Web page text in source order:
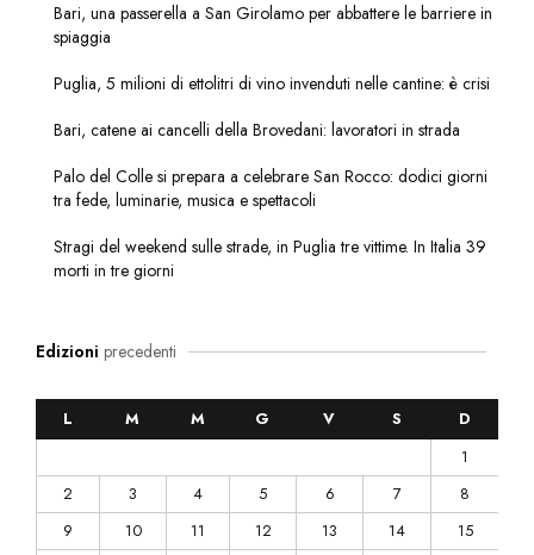
Bari, una passerella a San Girolamo per abbattere le barriere in
spiaggia
Puglia, 5 milioni di ettolitri di vino invenduti nelle cantine: è crisi
Bari, catene ai cancelli della Brovedani: lavoratori in strada
Palo del Colle si prepara a celebrare San Rocco: dodici giorni
tra fede, luminarie, musica e spettacoli
Stragi del weekend sulle strade, in Puglia tre vittime. In Italia 39
morti in tre giorni
Edizioni precedenti
L M M G V S
D
1
2
3 4 5 6 7
8
9
10 11 12 13 14
15